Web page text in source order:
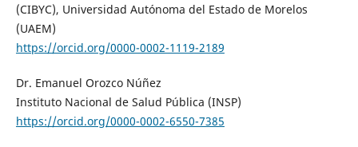
(CIBYC), Universidad Autónoma del Estado de Morelos
(UAEM)
https://orcid.org/0000-0002-1119-2189
Dr. Emanuel Orozco Núñez
Instituto Nacional de Salud Pública (INSP)
https://orcid.org/0000-0002-6550-7385